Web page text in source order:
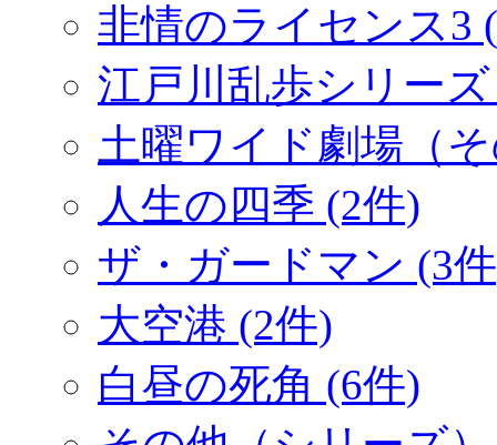
非情のライセンス3
江戸川乱歩シリー
土曜ワイド劇場（
人生の四季 (2件)
ザ・ガードマン (3
大空港 (2件)
白昼の死角 (6件)